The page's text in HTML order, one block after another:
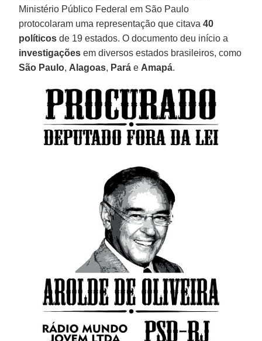
Ministério Público Federal em São Paulo
protocolaram uma representação que citava 40
políticos de 19 estados. O documento deu início a
investigações em diversos estados brasileiros, como
São Paulo, Alagoas, Pará e Amapá.